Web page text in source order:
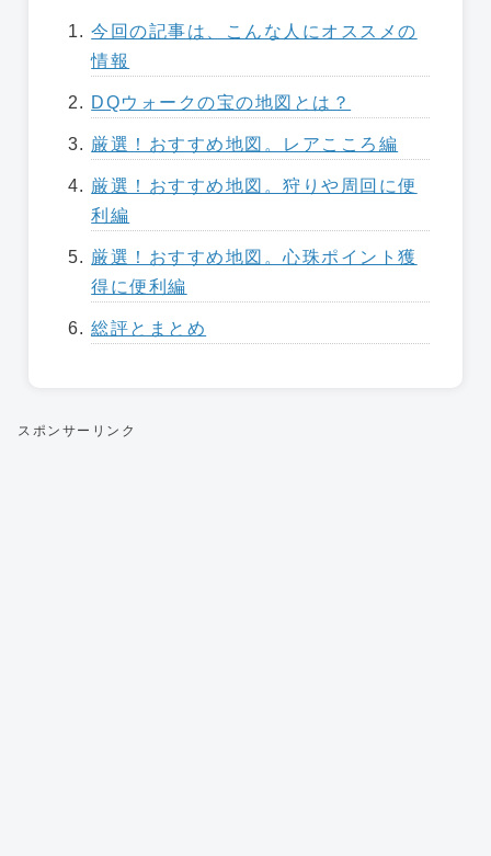
今回の記事は、こんな人にオススメの
情報
DQウォークの宝の地図とは？
厳選！おすすめ地図。レアこころ編
厳選！おすすめ地図。狩りや周回に便
利編
厳選！おすすめ地図。心珠ポイント獲
得に便利編
総評とまとめ
スポンサーリンク